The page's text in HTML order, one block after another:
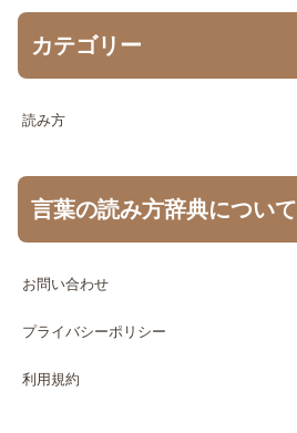
カテゴリー
読み方
言葉の読み方辞典について
お問い合わせ
プライバシーポリシー
利用規約